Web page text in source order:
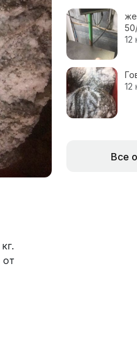
от
12
12
Все